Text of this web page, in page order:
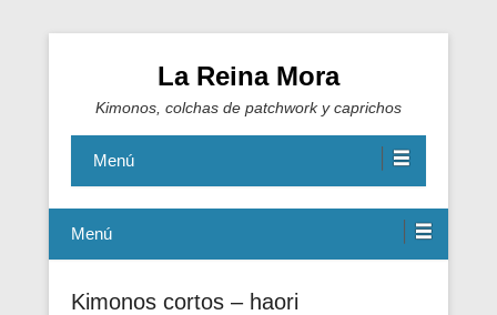
La Reina Mora
Kimonos, colchas de patchwork y caprichos
Menú
Menú
Kimonos cortos – haori